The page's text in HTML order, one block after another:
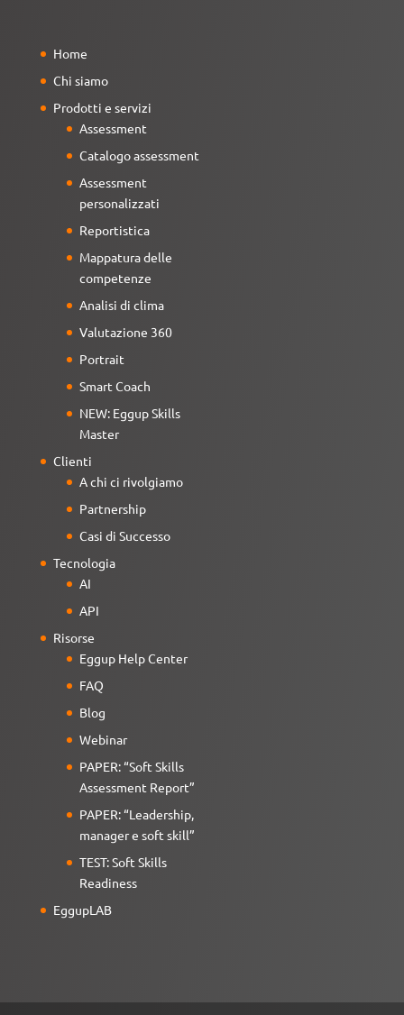
Home
Chi siamo
Prodotti e servizi
Assessment
Catalogo assessment
Assessment
personalizzati
Reportistica
Mappatura delle
competenze
Analisi di clima
Valutazione 360
Portrait
Smart Coach
NEW: Eggup Skills
Master
Clienti
A chi ci rivolgiamo
Partnership
Casi di Successo
Tecnologia
AI
API
Risorse
Eggup Help Center
FAQ
Blog
Webinar
PAPER: “Soft Skills
Assessment Report”
PAPER: “Leadership,
manager e soft skill”
TEST: Soft Skills
Readiness
EggupLAB